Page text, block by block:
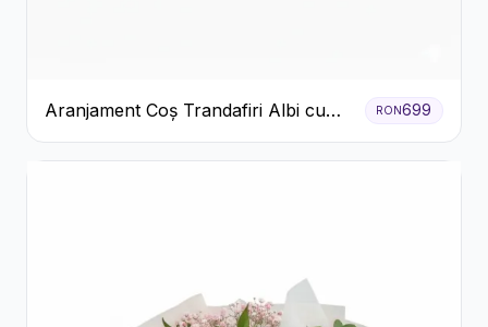
Aranjament Coș Trandafiri Albi cu
Accent Roșu
RON699